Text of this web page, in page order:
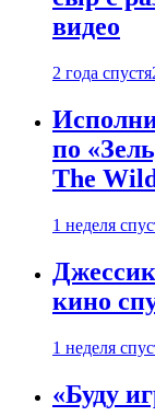
видео
2 года спустя
по
The
1 неделя
кино
1 неделя
«Буду